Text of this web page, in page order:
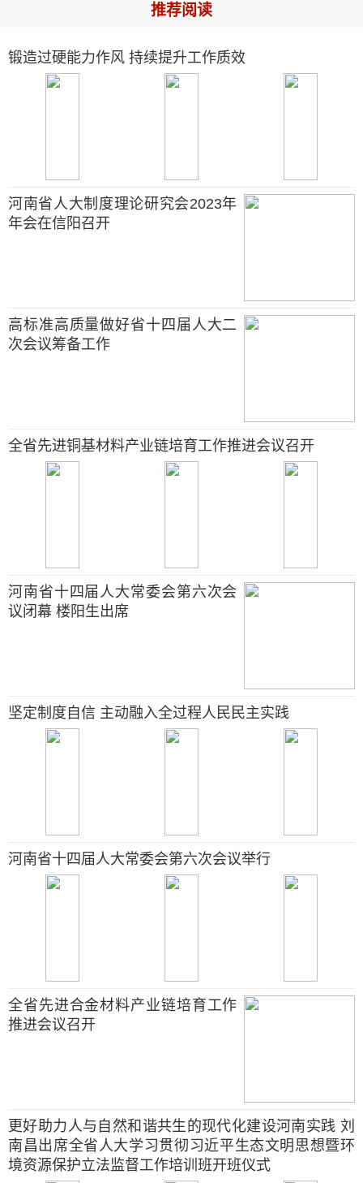
推荐阅读
锻造过硬能力作风 持续提升工作质效
河南省人大制度理论研究会2023年
年会在信阳召开
高标准高质量做好省十四届人大二
次会议筹备工作
全省先进铜基材料产业链培育工作推进会议召开
河南省十四届人大常委会第六次会
议闭幕 楼阳生出席
坚定制度自信 主动融入全过程人民民主实践
河南省十四届人大常委会第六次会议举行
全省先进合金材料产业链培育工作
推进会议召开
更好助力人与自然和谐共生的现代化建设河南实践 刘
南昌出席全省人大学习贯彻习近平生态文明思想暨环
境资源保护立法监督工作培训班开班仪式